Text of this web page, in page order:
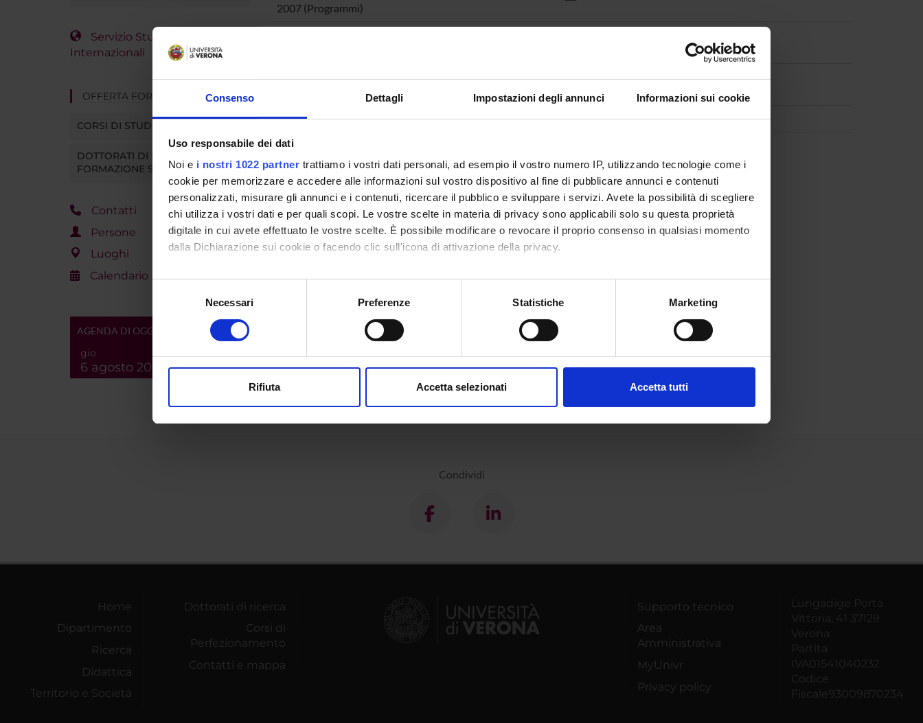
Consenso Dettagli Impostazioni degli annunci Informazioni sui cookie
Uso responsabile dei dati
Noi e i nostri 1022 partner trattiamo i vostri dati personali, ad esempio il vostro numero IP, utilizzando tecnologie come i
cookie per memorizzare e accedere alle informazioni sul vostro dispositivo al fine di pubblicare annunci e contenuti
personalizzati, misurare gli annunci e i contenuti, ricercare il pubblico e sviluppare i servizi. Avete la possibilità di scegliere
chi utilizza i vostri dati e per quali scopi. Le vostre scelte in materia di privacy sono applicabili solo su questa proprietà
digitale in cui avete effettuato le vostre scelte. È possibile modificare o revocare il proprio consenso in qualsiasi momento
dalla Dichiarazione sui cookie o facendo clic sull'icona di attivazione della privacy.
Con il tuo consenso, vorremmo anche:
raccogliere informazioni sulla tua posizione geografica, con un'approssimazione di qualche metro,
digitali).
modificare o ritirare il tuo consenso in qualsiasi momento dalla Dichiarazione sui cookie.
consenso
Necessari Preferenze Statistiche Marketing
Rifiuta Accetta selezionati Accetta tutti
Servizio Studenti
Internazionali
OFFERTA FORMATIVA
CORSI DI STUDIO
DOTTORATI DI RICERCA E
FORMAZIONE SUPERIORE
Contatti
Persone
Luoghi
Calendario
AGENDA DI OGGI
gio
6 agosto 2026
2007 (Programmi)
Guida dello studente - Lauree specialistiche a.a. 2007-2008
msword, it, 344 KB, 02/10/07
Mutuazioni LS 42 vnd.ms-excel, it, 23 KB, 02/10/08
Condividi
Home
Dipartimento
Ricerca
Didattica
Territorio e Società
Dottorati di ricerca
Corsi di
Perfezionamento
Contatti e mappa
Supporto tecnico
Area
Amministrativa
MyUnivr
Privacy policy
Lungadige Porta
Vittoria, 41 37129
Verona
Partita
IVA01541040232
Codice
Fiscale93009870234